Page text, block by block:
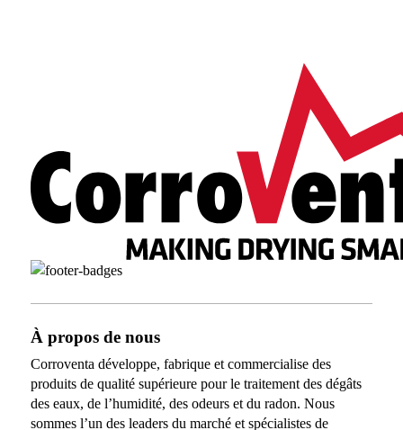
À propos de nous
Corroventa développe, fabrique et commercialise des
produits de qualité supérieure pour le traitement des dégâts
des eaux, de l’humidité, des odeurs et du radon. Nous
sommes l’un des leaders du marché et spécialistes de